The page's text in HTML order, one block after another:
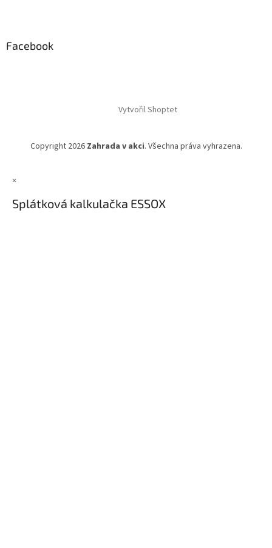
Facebook
Vytvořil Shoptet
Copyright 2026 Zahrada v akci. Všechna práva vyhrazena.
×
Splátková kalkulačka ESSOX